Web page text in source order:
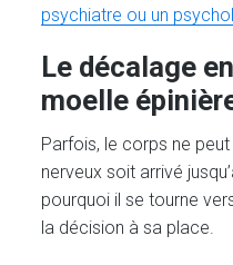
psychiatre ou un
Le décalage
moelle
Parfois, le corps ne
nerveux soit arrivé
pourquoi il se tourne
la décision à sa place.